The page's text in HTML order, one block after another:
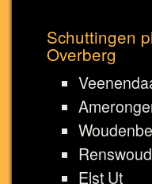
Schuttingen
Overberg
Elst Ut